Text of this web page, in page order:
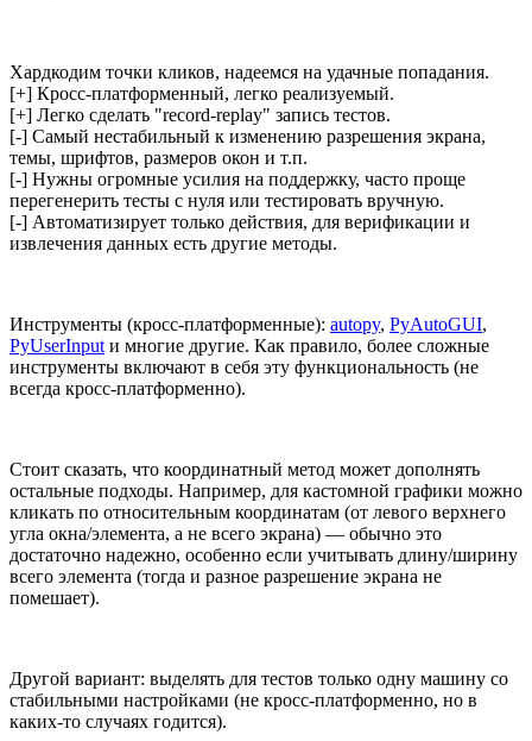
Хардкодим точки кликов, надеемся на удачные попадания.
[+] Кросс-платформенный, легко реализуемый.
[+] Легко сделать "record-replay" запись тестов.
[-] Самый нестабильный к изменению разрешения экрана,
темы, шрифтов, размеров окон и т.п.
[-] Нужны огромные усилия на поддержку, часто проще
перегенерить тесты с нуля или тестировать вручную.
[-] Автоматизирует только действия, для верификации и
извлечения данных есть другие методы.
Инструменты (кросс-платформенные): autopy, PyAutoGUI,
PyUserInput и многие другие. Как правило, более сложные
инструменты включают в себя эту функциональность (не
всегда кросс-платформенно).
Стоит сказать, что координатный метод может дополнять
остальные подходы. Например, для кастомной графики можно
кликать по относительным координатам (от левого верхнего
угла окна/элемента, а не всего экрана) — обычно это
достаточно надежно, особенно если учитывать длину/ширину
всего элемента (тогда и разное разрешение экрана не
помешает).
Другой вариант: выделять для тестов только одну машину со
стабильными настройками (не кросс-платформенно, но в
каких-то случаях годится).